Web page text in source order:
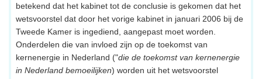
betekend dat het kabinet tot de conclusie is gekomen dat het
wetsvoorstel dat door het vorige kabinet in januari 2006 bij de
Tweede Kamer is ingediend, aangepast moet worden.
Onderdelen die van invloed zijn op de toekomst van
kernenergie in Nederland ("die de toekomst van kernenergie
in Nederland bemoeilijken) worden uit het wetsvoorstel